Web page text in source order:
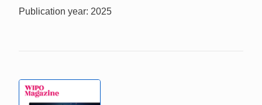
Publication year: 2025